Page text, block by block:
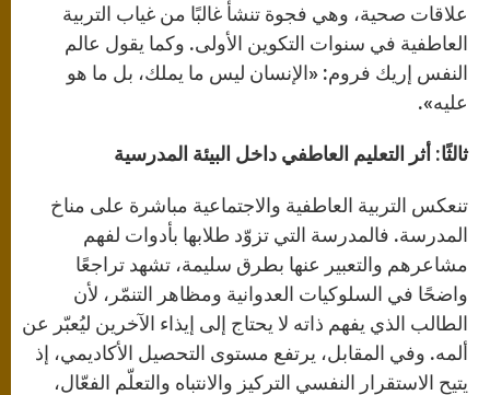
علاقات صحية، وهي فجوة تنشأ غالبًا من غياب التربية
العاطفية في سنوات التكوين الأولى. وكما يقول عالم
النفس إريك فروم: «الإنسان ليس ما يملك، بل ما هو
عليه».
ثالثًا: أثر التعليم العاطفي داخل البيئة المدرسية
تنعكس التربية العاطفية والاجتماعية مباشرة على مناخ
المدرسة. فالمدرسة التي تزوّد طلابها بأدوات لفهم
مشاعرهم والتعبير عنها بطرق سليمة، تشهد تراجعًا
واضحًا في السلوكيات العدوانية ومظاهر التنمّر، لأن
الطالب الذي يفهم ذاته لا يحتاج إلى إيذاء الآخرين ليُعبّر عن
ألمه. وفي المقابل، يرتفع مستوى التحصيل الأكاديمي، إذ
يتيح الاستقرار النفسي التركيز والانتباه والتعلّم الفعّال،